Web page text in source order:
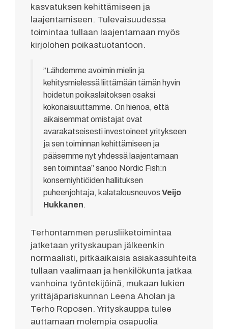
kasvatuksen kehittämiseen ja
laajentamiseen. Tulevaisuudessa
toimintaa tullaan laajentamaan myös
kirjolohen poikastuotantoon.
”Lähdemme avoimin mielin ja
kehitysmielessä liittämään tämän hyvin
hoidetun poikaslaitoksen osaksi
kokonaisuuttamme. On hienoa, että
aikaisemmat omistajat ovat
avarakatseisesti investoineet yritykseen
ja sen toiminnan kehittämiseen ja
pääsemme nyt yhdessä laajentamaan
sen toimintaa” sanoo Nordic Fish:n
konserniyhtiöiden hallituksen
puheenjohtaja, kalatalousneuvos Veijo
Hukkanen.
Terhontammen perusliiketoimintaa
jatketaan yrityskaupan jälkeenkin
normaalisti, pitkäaikaisia asiakassuhteita
tullaan vaalimaan ja henkilökunta jatkaa
vanhoina työntekijöinä, mukaan lukien
yrittäjäpariskunnan Leena Aholan ja
Terho Roposen. Yrityskauppa tulee
auttamaan molempia osapuolia